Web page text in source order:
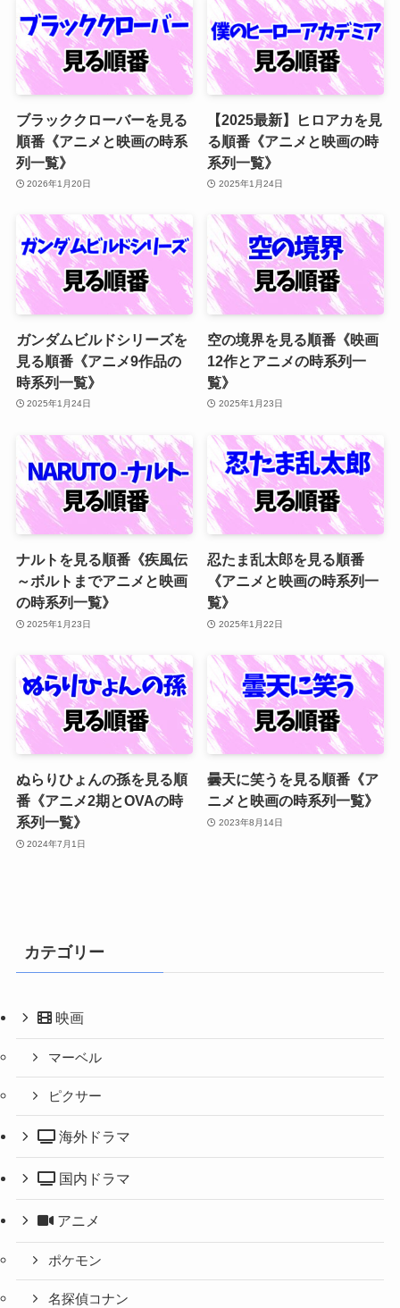
ブラッククローバーを見る
順番《アニメと映画の時系
列一覧》
2026年1月20日
【2025最新】ヒロアカを見
る順番《アニメと映画の時
系列一覧》
2025年1月24日
ガンダムビルドシリーズを
見る順番《アニメ9作品の
時系列一覧》
2025年1月24日
空の境界を見る順番《映画
12作とアニメの時系列一
覧》
2025年1月23日
ナルトを見る順番《疾風伝
～ボルトまでアニメと映画
の時系列一覧》
2025年1月23日
忍たま乱太郎を見る順番
《アニメと映画の時系列一
覧》
2025年1月22日
ぬらりひょんの孫を見る順
番《アニメ2期とOVAの時
系列一覧》
2024年7月1日
曇天に笑うを見る順番《ア
ニメと映画の時系列一覧》
2023年8月14日
カテゴリー
映画
マーベル
ピクサー
海外ドラマ
国内ドラマ
アニメ
ポケモン
名探偵コナン